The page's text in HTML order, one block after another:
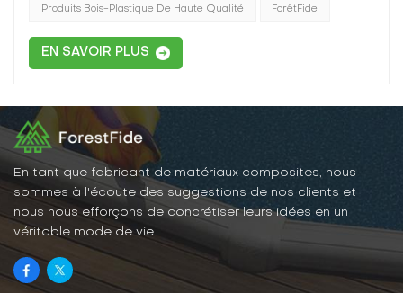
en bois qui combinent la beauté du bois avec la
durabilité du plastique. Que ce soit notre
terrassement, escrime, ou des meubles d'extérieur,
temps.Ce Noël, alors que nous nous réunissons avec
la famille et les amis, souvenons également de
l'importance de la vie durable. Foreux Les produits en
bois en bois sont un choix écologique, réduisant la
demande de bois traditionnel et aidant à protéger
nos forêts.Nous sommes reconnaissants pour le
soutien de nos clients tout au long de l'année et nous
nous réjouissons de continuer à vous servir au cours
Produits Bois-Plastique De Haute Qualité ForêtFide
EN SAVOIR PLUS
En tant que fabricant de matériaux composites, nous
sommes à l'écoute des suggestions de nos clients et
nous nous efforçons de concrétiser leurs idées en un
véritable mode de vie.